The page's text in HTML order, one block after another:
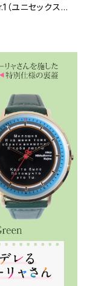
（ユニセックス
ッド 価格13,0